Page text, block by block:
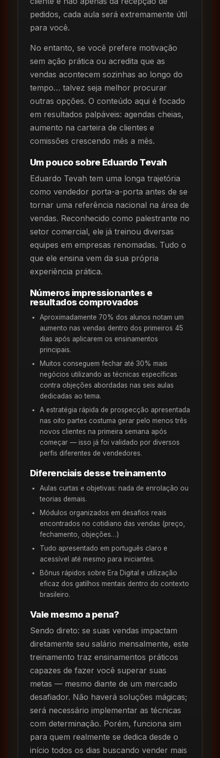
pedidos, cada aula será extremamente útil
para você.
No entanto, se você prefere motivação
sem ação prática ou acredita que as
vendas acontecem sozinhas ao longo do
tempo… talvez seja melhor procurar
outras opções. O conteúdo aqui é focado
em resultados palpáveis: agendas cheias,
aumento na carteira de clientes e
comissões crescendo mês a mês.
Um pouco sobre Eduardo Tevah
Eduardo Tevah tem uma longa trajetória
como vendedor porta-a-porta antes de se
tornar uma referência nacional na área de
vendas. Reconhecido como palestrante no
setor comercial, ele já treinou diversas
equipes em empresas renomadas. Tudo o
que ele ensina vem da sua própria
experiência prática.
Números impressionantes e
resultados comprovados
Aproximadamente 70% dos alunos notam um
aumento nas vendas dentro dos primeiros 45
dias após aplicarem os ensinamentos
principais.
Muitos conseguem fechar até 30% mais
negócios utilizando as técnicas específicas
contra objeções abordadas nas seis aulas
dedicadas ao tema.
A estratégia rápida de prospecção apresentada
nas oito partes costuma gerar pelo menos três
novos clientes na primeira semana após
começar — isso já foi validado por diversos
perfis diferentes de vendedores.
Diferenciais desse treinamento
Aulas curtas e objetivas: nada de enrolação ou
teorias demais.
Módulos organizados em desafios reais
encontrados no cotidiano das vendas (preço,
fechamento, objeções…)
Tudo apresentado em português claro e
acessível até mesmo para iniciantes.
Bônus rápidos sobre Era Digital e utilização
eficaz dos gatilhos mentais dentro do contexto
brasileiro.
Vale mesmo a pena?
Sendo direto: se suas vendas impactam
diretamente seu salário mensalmente, este
treinamento traz ensinamentos práticos
capazes de fazer você superar suas
metas — mesmo diante de um mercado
desafiador. Não haverá soluções mágicas;
será necessário implementar as técnicas
com determinação. Porém, funciona sim
para quem realmente se dedica desde o
início todos os dias buscando vender mais